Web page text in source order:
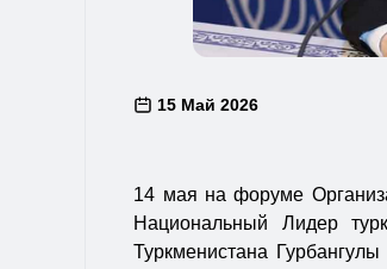
15 Май 2026
14 мая на форуме
Национальный Лидер
Туркменистана